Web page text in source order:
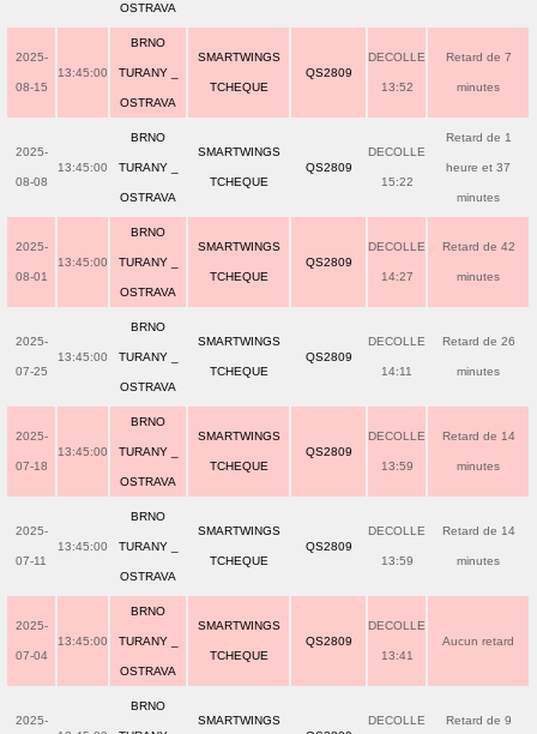
OSTRAVA
2025-
08-15
13:45:00
BRNO
TURANY _
OSTRAVA
SMARTWINGS
TCHEQUE
QS2809
DECOLLE
13:52
Retard de 7
minutes
2025-
08-08
13:45:00
BRNO
TURANY _
OSTRAVA
SMARTWINGS
TCHEQUE
QS2809
DECOLLE
15:22
Retard de 1
heure et 37
minutes
2025-
08-01
13:45:00
BRNO
TURANY _
OSTRAVA
SMARTWINGS
TCHEQUE
QS2809
DECOLLE
14:27
Retard de 42
minutes
2025-
07-25
13:45:00
BRNO
TURANY _
OSTRAVA
SMARTWINGS
TCHEQUE
QS2809
DECOLLE
14:11
Retard de 26
minutes
2025-
07-18
13:45:00
BRNO
TURANY _
OSTRAVA
SMARTWINGS
TCHEQUE
QS2809
DECOLLE
13:59
Retard de 14
minutes
2025-
07-11
13:45:00
BRNO
TURANY _
OSTRAVA
SMARTWINGS
TCHEQUE
QS2809
DECOLLE
13:59
Retard de 14
minutes
2025-
07-04
13:45:00
BRNO
TURANY _
OSTRAVA
SMARTWINGS
TCHEQUE
QS2809
DECOLLE
13:41
Aucun retard
2025-
BRNO
SMARTWINGS DECOLLE Retard de 9